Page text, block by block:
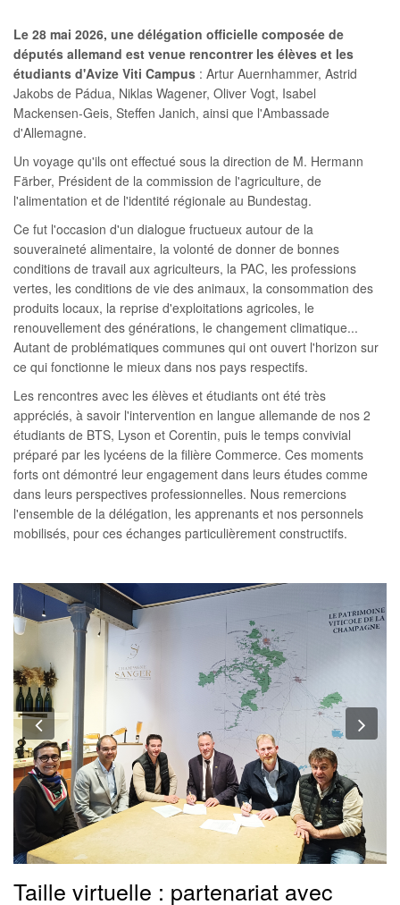
Le 28 mai 2026, une délégation officielle composée de
députés allemand est venue rencontrer les élèves et les
étudiants d'Avize Viti Campus : Artur Auernhammer, Astrid
Jakobs de Pádua, Niklas Wagener, Oliver Vogt, Isabel
Mackensen-Geis, Steffen Janich, ainsi que l'Ambassade
d'Allemagne.
Un voyage qu'ils ont effectué sous la direction de M. Hermann
Färber, Président de la commission de l'agriculture, de
l'alimentation et de l'identité régionale au Bundestag.
Ce fut l'occasion d'un dialogue fructueux autour de la
souveraineté alimentaire, la volonté de donner de bonnes
conditions de travail aux agriculteurs, la PAC, les professions
vertes, les conditions de vie des animaux, la consommation des
produits locaux, la reprise d'exploitations agricoles, le
renouvellement des générations, le changement climatique...
Autant de problématiques communes qui ont ouvert l'horizon sur
ce qui fonctionne le mieux dans nos pays respectifs.
Les rencontres avec les élèves et étudiants ont été très
appréciés, à savoir l'intervention en langue allemande de nos 2
étudiants de BTS, Lyson et Corentin, puis le temps convivial
préparé par les lycéens de la filière Commerce. Ces moments
forts ont démontré leur engagement dans leurs études comme
dans leurs perspectives professionnelles. Nous remercions
l'ensemble de la délégation, les apprenants et nos personnels
mobilisés, pour ces échanges particulièrement constructifs.
Previous
Taille virtuelle : partenariat avec